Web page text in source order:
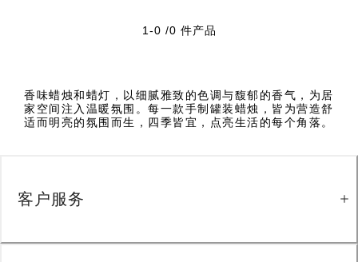
1-0 /0 件产品
香味蜡烛和蜡灯，以细腻雅致的色调与馥郁的香气，为居
家空间注入温暖氛围。每一款手制罐装蜡烛，皆为营造舒
适而明亮的氛围而生，四季皆宜，点亮生活的每个角落。
客户服务